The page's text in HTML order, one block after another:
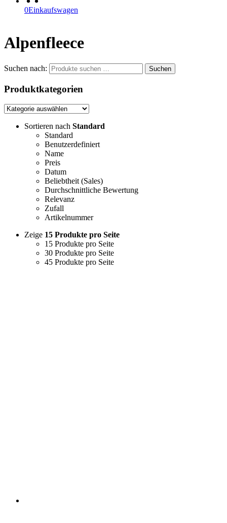
0Einkaufswagen
Alpenfleece
Sortieren nach Standard
Standard
Benutzerdefiniert
Name
Preis
Datum
Beliebtheit (Sales)
Durchschnittliche Bewertung
Relevanz
Zufall
Artikelnummer
Zeige 15 Produkte pro Seite
15 Produkte pro Seite
30 Produkte pro Seite
45 Produkte pro Seite
Suchen nach: Suchen
Produktkategorien